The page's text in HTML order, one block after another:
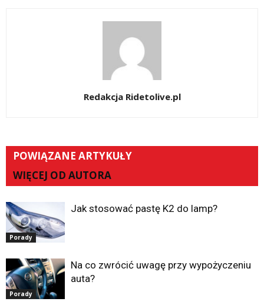
Redakcja Ridetolive.pl
POWIĄZANE ARTYKUŁY
WIĘCEJ OD AUTORA
Porady
Jak stosować pastę K2 do lamp?
Porady
Na co zwrócić uwagę przy wypożyczeniu
auta?